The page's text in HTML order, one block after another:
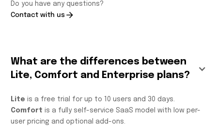
Do you have any questions?
Contact with us
What are the differences between
Lite, Comfort and Enterprise plans?
Lite is a free trial for up to 10 users and 30 days.
Comfort is a fully self-service SaaS model with low per-
user pricing and optional add-ons.